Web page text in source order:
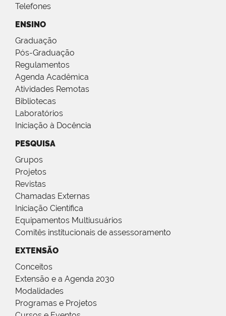
Telefones
ENSINO
Graduação
Pós-Graduação
Regulamentos
Agenda Acadêmica
Atividades Remotas
Bibliotecas
Laboratórios
Iniciação à Docência
PESQUISA
Grupos
Projetos
Revistas
Chamadas Externas
Iniciação Científica
Equipamentos Multiusuários
Comitês institucionais de assessoramento
EXTENSÃO
Conceitos
Extensão e a Agenda 2030
Modalidades
Programas e Projetos